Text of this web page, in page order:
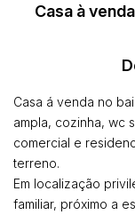
Casa à
Casa á venda no
ampla, cozinha, wc
comercial e
terreno.
Em localização
familiar, próximo a